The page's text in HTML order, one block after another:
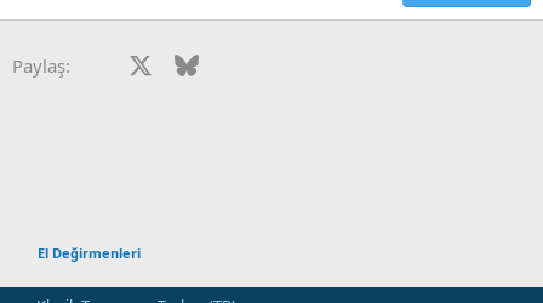
Paylaş: Facebook Bluesky
El Değirmenleri